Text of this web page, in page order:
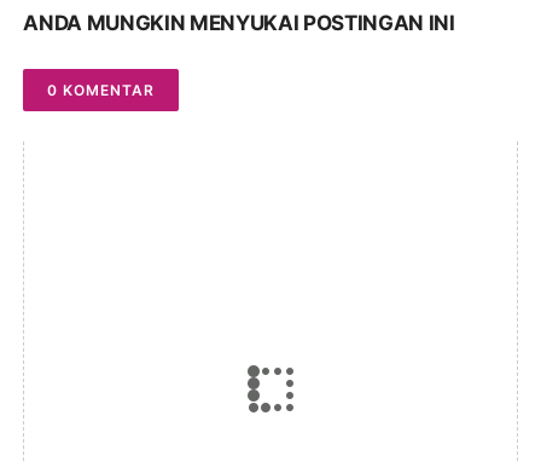
ANDA MUNGKIN MENYUKAI POSTINGAN INI
0 KOMENTAR